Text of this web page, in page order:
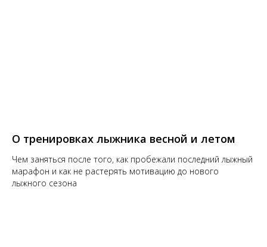
О тренировках лыжника весной и летом
Чем заняться после того, как пробежали последний лыжный
марафон и как не растерять мотивацию до нового
лыжного сезона